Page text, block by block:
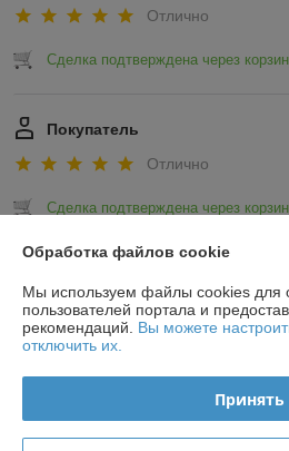
Отлично
Сделка подтверждена через
Покупатель
Отлично
Сделка подтверждена через
Показать все
О нас
Доставка и оплата
Обработка файлов cookie
Мы используем файлы cookies для
пользователей портала и
рекомендаций. Вы можете
отключить их.
Принять